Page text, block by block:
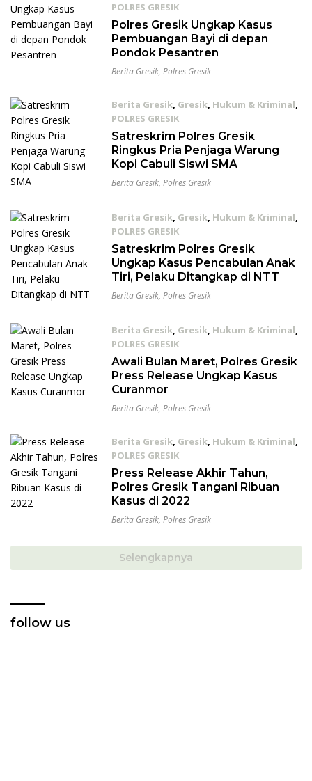
POLRES GRESIK
01/09/2023
Polres Gresik Ungkap Kasus
Pembuangan Bayi di depan
Pondok Pesantren
Berita Gresik, Polres Gresik
Berita Gresik, Gresik, Hukum & Kriminal,
POLRES GRESIK
08/08/2023
Satreskrim Polres Gresik
Ringkus Pria Penjaga Warung
Kopi Cabuli Siswi SMA
Berita Gresik, Polres Gresik
Berita Gresik, Gresik, Hukum & Kriminal,
POLRES GRESIK
03/07/2023
Satreskrim Polres Gresik
Ungkap Kasus Pencabulan Anak
Tiri, Pelaku Ditangkap di NTT
Berita Gresik, Polres Gresik
Berita Gresik, Gresik, Hukum & Kriminal,
POLRES GRESIK
06/03/2023
Awali Bulan Maret, Polres Gresik
Press Release Ungkap Kasus
Curanmor
Berita Gresik, Polres Gresik
Berita Gresik, Gresik, Hukum & Kriminal,
POLRES GRESIK
30/12/2022
Press Release Akhir Tahun,
Polres Gresik Tangani Ribuan
Kasus di 2022
Berita Gresik, Polres Gresik
Selengkapnya
follow us